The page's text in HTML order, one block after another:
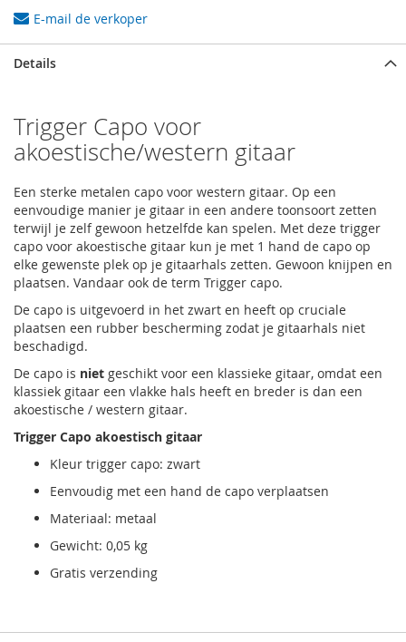
E-mail de verkoper
Details
Trigger Capo voor
akoestische/western gitaar
Een sterke metalen capo voor western gitaar. Op een
eenvoudige manier je gitaar in een andere toonsoort zetten
terwijl je zelf gewoon hetzelfde kan spelen. Met deze trigger
capo voor akoestische gitaar kun je met 1 hand de capo op
elke gewenste plek op je gitaarhals zetten. Gewoon knijpen en
plaatsen. Vandaar ook de term Trigger capo.
De capo is uitgevoerd in het zwart en heeft op cruciale
plaatsen een rubber bescherming zodat je gitaarhals niet
beschadigd.
De capo is niet geschikt voor een klassieke gitaar, omdat een
klassiek gitaar een vlakke hals heeft en breder is dan een
akoestische / western gitaar.
Trigger Capo akoestisch gitaar
Kleur trigger capo: zwart
Eenvoudig met een hand de capo verplaatsen
Materiaal: metaal
Gewicht: 0,05 kg
Gratis verzending